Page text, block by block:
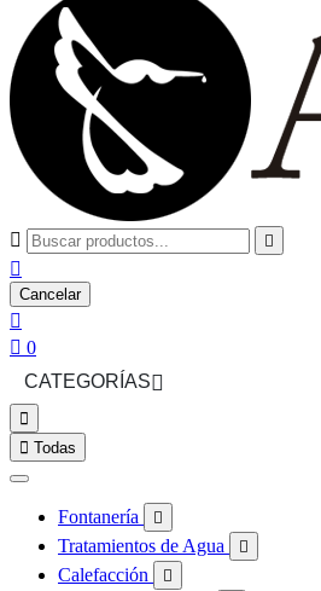
 

Cancelar

 0
CATEGORÍAS

 Todas
Fontanería 
Tratamientos de Agua 
Calefacción 